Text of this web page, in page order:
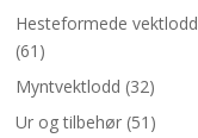
Hesteformede vektlodd
(61)
Myntvektlodd (32)
Ur og tilbehør (51)